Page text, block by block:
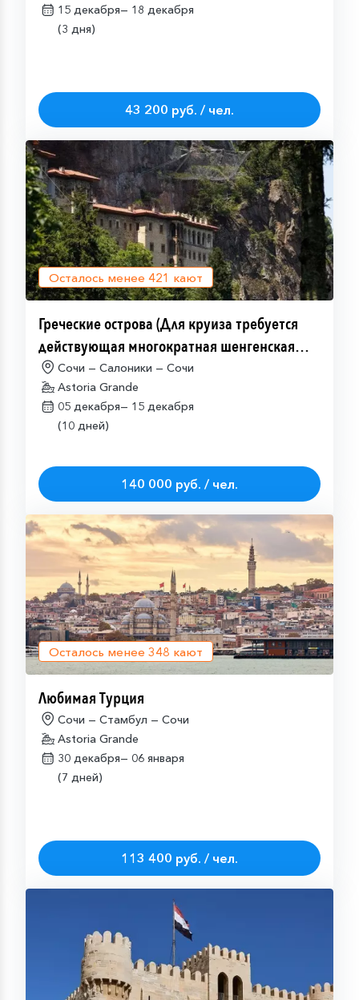
15 декабря— 18 декабря
(3 дня)
43 200 руб. / чел.
Осталось менее 421 кают
Греческие острова (Для круиза требуется
действующая многократная шенгенская
виза)Сочи — Салоники — Сочи
Astoria Grande
05 декабря— 15 декабря
(10 дней)
140 000 руб. / чел.
Осталось менее 348 кают
Любимая Турция
Сочи — Стамбул — Сочи
Astoria Grande
30 декабря— 06 января
(7 дней)
113 400 руб. / чел.